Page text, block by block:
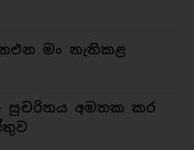
මං නැතිකළ
සුචරිතය අමතක කර